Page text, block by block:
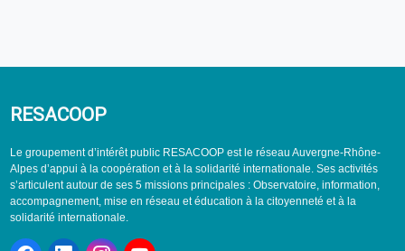
RESACOOP
Le groupement d’intérêt public RESACOOP est le réseau Auvergne-Rhône-
Alpes d’appui à la coopération et à la solidarité internationale. Ses activités
s’articulent autour de ses 5 missions principales : Observatoire, information,
accompagnement, mise en réseau et éducation à la citoyenneté et à la
solidarité internationale.